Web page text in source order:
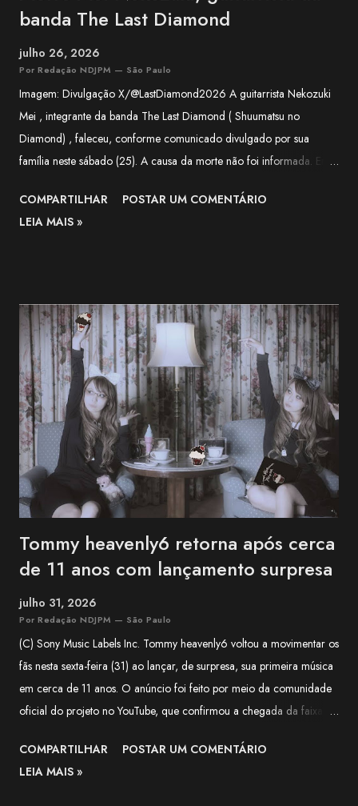
banda The Last Diamond
julho 26, 2026
Por Redação NDJPM — São Paulo
Imagem: Divulgação X/@LastDiamond2026 A guitarrista Nekozuki
Mei , integrante da banda The Last Diamond ( Shuumatsu no
Diamond) , faleceu, conforme comunicado divulgado por sua
família neste sábado (25). A causa da morte não foi informada. Em
sua trajetória e lamentou a forma repentina como a notícia foi
comunicada. O funeral será realizado apenas com a presença de
Across the World. pic.twitter.com/3VWEpd2juI — 終末のダイヤモ
ンド (@LastDiamond2026) July 6, 2026 Nekozuki Mei era ex-
farmacêutica e construiu sua carreira como guitarrista, participando
como musicista de apoio em projetos da franquia BanG Dream! ,
série multimídia que reúne anime, jogos e bandas, além de atuar na
1MYB , banda oficial da franquia Kantai Collection (KanCo...
COMPARTILHAR
POSTAR UM COMENTÁRIO
LEIA MAIS »
Tommy heavenly6 retorna após cerca
de 11 anos com lançamento surpresa
julho 31, 2026
Por Redação NDJPM — São Paulo
(C) Sony Music Labels Inc. Tommy heavenly6 voltou a movimentar os
fãs nesta sexta-feira (31) ao lançar, de surpresa, sua primeira música
em cerca de 11 anos. O anúncio foi feito por meio da comunidade
oficial do projeto no YouTube, que confirmou a chegada da faixa às
para quem aguardava novidades da artista há mais de uma década.
Segundo o comunicado, a música é uma versão de Halloween de
COMPARTILHAR
POSTAR UM COMENTÁRIO
LEIA MAIS »